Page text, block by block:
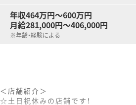
年収464万円～600万円
月給281,000円～406,000円
※年齢・経験による
＜店舗紹介＞
☆土日祝休みの店舗です！